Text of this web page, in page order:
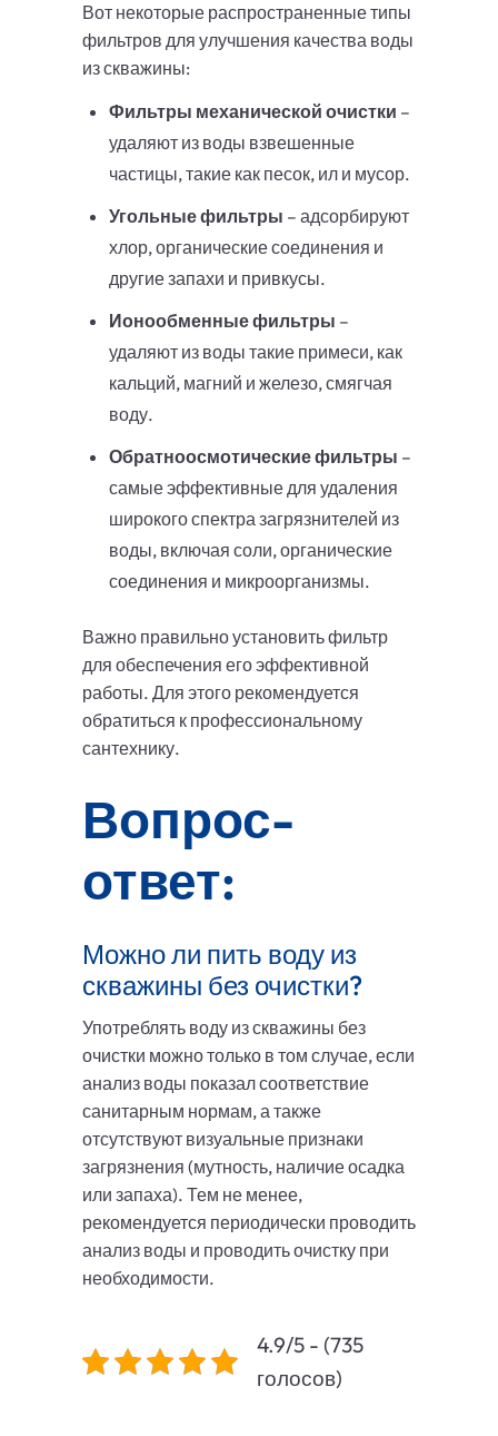
Вот некоторые распространенные типы
фильтров для улучшения качества воды
из скважины:
Фильтры механической очистки –
удаляют из воды взвешенные
частицы, такие как песок, ил и мусор.
Угольные фильтры – адсорбируют
хлор, органические соединения и
другие запахи и привкусы.
Ионообменные фильтры –
удаляют из воды такие примеси, как
кальций, магний и железо, смягчая
воду.
Обратноосмотические фильтры –
самые эффективные для удаления
широкого спектра загрязнителей из
воды, включая соли, органические
соединения и микроорганизмы.
Важно правильно установить фильтр
для обеспечения его эффективной
работы. Для этого рекомендуется
обратиться к профессиональному
сантехнику.
Вопрос-
ответ:
Можно ли пить воду из
скважины без очистки?
Употреблять воду из скважины без
очистки можно только в том случае, если
анализ воды показал соответствие
санитарным нормам, а также
отсутствуют визуальные признаки
загрязнения (мутность, наличие осадка
или запаха). Тем не менее,
рекомендуется периодически проводить
анализ воды и проводить очистку при
необходимости.
4.9/5 - (735
голосов)